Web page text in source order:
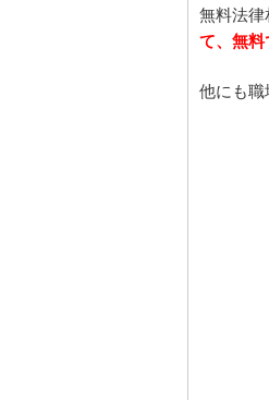
無料法律
て、無料
他にも職